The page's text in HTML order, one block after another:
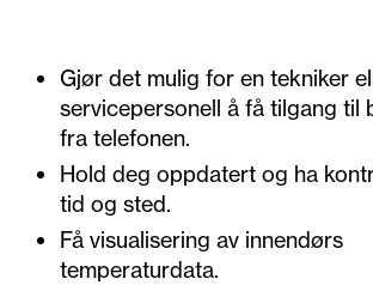
Gjør det mulig for en tekniker
servicepersonell å få tilgang til
fra telefonen.
Hold deg oppdatert og ha
tid og sted.
Få visualisering av innendørs
temperaturdata.